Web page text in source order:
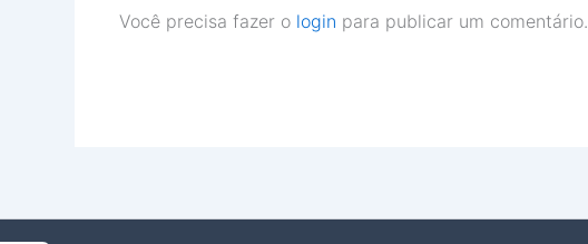
Você precisa fazer o login para publicar um comentário.